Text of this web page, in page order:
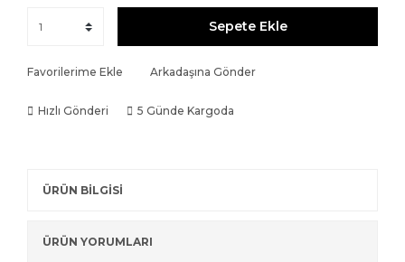
Sepete Ekle
Favorilerime Ekle Arkadaşına Gönder
Hızlı Gönderi 5 Günde Kargoda
ÜRÜN BİLGİSİ
ÜRÜN YORUMLARI